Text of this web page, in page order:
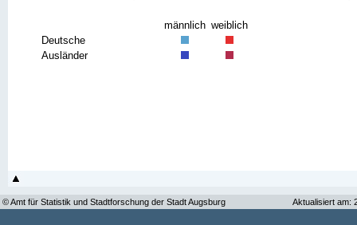
männlich weiblich
Deutsche
Ausländer
© Amt für Statistik und Stadtforschung der Stadt Augsburg Aktualisiert am: